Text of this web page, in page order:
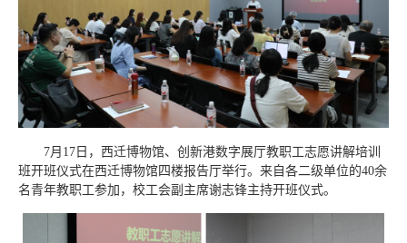
7月17日，西迁博物馆、创新港数字展厅教职工志愿讲解培训
班开班仪式在西迁博物馆四楼报告厅举行。来自各二级单位的40余
名青年教职工参加，校工会副主席谢志锋主持开班仪式。